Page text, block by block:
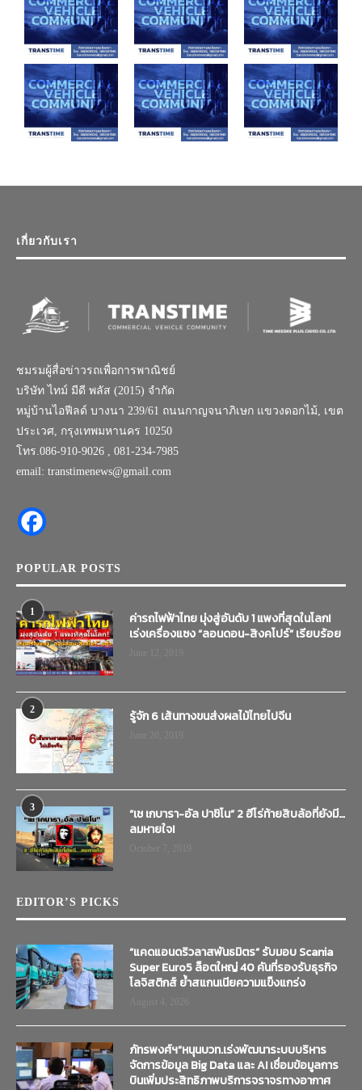
เกี่ยวกับเรา
ชมรมผู้สื่อข่าวรถเพื่อการพาณิชย์
บริษัท ไทม์ มีดี พลัส (2015) จำกัด
หมู่บ้านไอฟีลด์ บางนา 239/61 ถนนกาญจนาภิเษก แขวงดอกไม้, เขต
ประเวศ, กรุงเทพมหานคร 10250
โทร.086-910-9026 , 081-234-7985
email: transtimenews@gmail.com
POPULAR POSTS
1
ค่ารถไฟฟ้าไทย มุ่งสู่อันดับ 1 แพงที่สุดในโลก!
เร่งเครื่องแซง “ลอนดอน-สิงคโปร์” เรียบร้อย
2 รู้จัก 6 เส้นทางขนส่งผลไม้ไทยไปจีน
3
“เช เกบารา-อัล ปาชิโน” 2 ฮีโร่ท้ายสิบล้อที่ยังมี…
ลมหายใจ!
EDITOR’S PICKS
“แคดแอนดริวลาสพันธมิตร” รับมอบ Scania
Super Euro5 ล็อตใหญ่ 40 คันที่รองรับธุรกิจ
โลจิสติกส์ ย้ำสแกนเนียความแข็งแกร่ง
ภัทรพงศ์ฯ”หนุนบวท.เร่งพัฒนาระบบบริหาร
จัดการข้อมูล Big Data และ AI เชื่อมข้อมูลการ
บินเพิ่มประสิทธิภาพบริการจราจรทางอากาศ